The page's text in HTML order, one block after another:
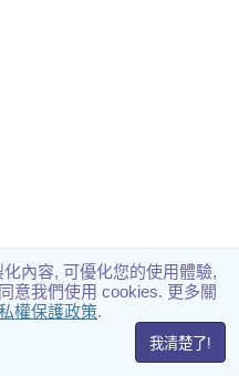
內容, 可優化您的使用體驗,
意我們使用 cookies. 更多關
權保護政策.
我清楚了!